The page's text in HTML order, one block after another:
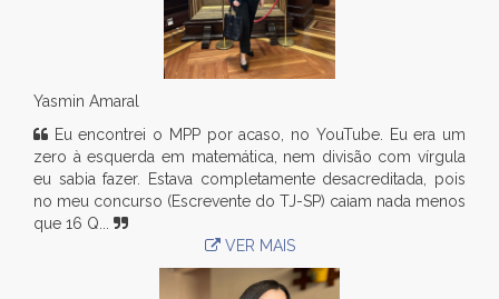
Yasmin Amaral
Eu encontrei o MPP por acaso, no YouTube. Eu era um
zero à esquerda em matemática, nem divisão com vírgula
eu sabia fazer. Estava completamente desacreditada, pois
no meu concurso (Escrevente do TJ-SP) caiam nada menos
que 16 Q...
VER MAIS